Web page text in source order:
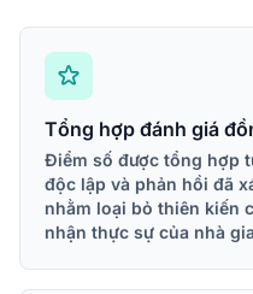
Tổng hợp đánh giá
Điểm số được tổng hợp
độc lập và phản hồi đã
nhằm loại bỏ thiên kiến
nhận thực sự của nhà